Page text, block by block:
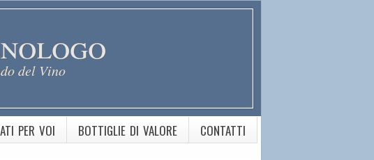
del Vino
PER VOI BOTTIGLIE DI VALORE CONTATTI